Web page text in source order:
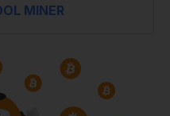
MINER